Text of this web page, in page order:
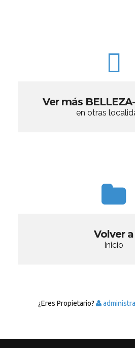
Ver más
en otras
Volver a
Inicio
¿Eres Propietario?